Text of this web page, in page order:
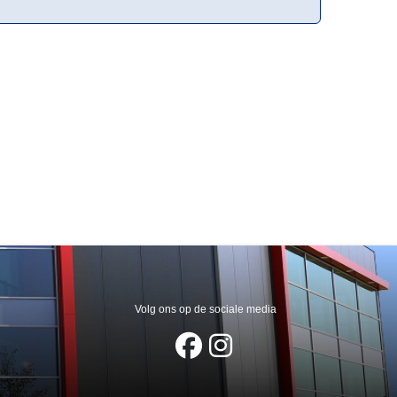
Volg ons op de sociale media